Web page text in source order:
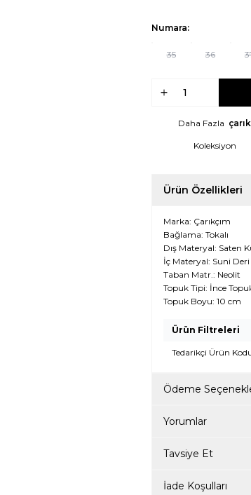
Numara:
35 36
Daha Fazla
Koleksiyon
Ürün Özellikleri
Marka: Çarıkçım
Bağlama: Tokalı
Dış Materyal: Saten
İç Materyal: Suni Deri
Taban Matr.: Neolit
Topuk Tipi: İnce
Topuk Boyu: 10 cm
Ürün Filtreleri
Tedarikçi Ürün
Ödeme
Yorumlar
Tavsiye Et
İade Koşulları